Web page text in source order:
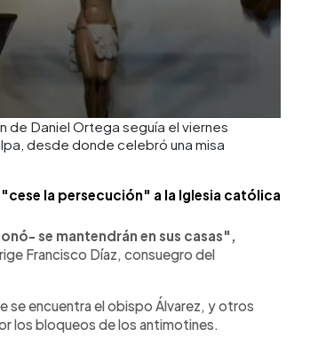
de Daniel Ortega seguía el viernes
desde donde celebró una misa
la persecución" a la Iglesia católica
se mantendrán en sus casas",
Francisco Díaz, consuegro del
se encuentra el obispo Álvarez, y otros
los bloqueos de los antimotines.